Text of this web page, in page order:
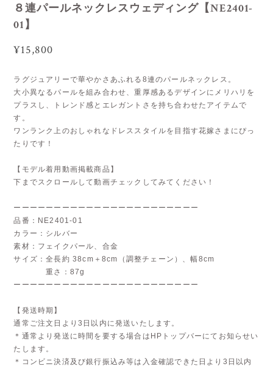
８連パールネックレスウェディング【NE2401-
01】
¥15,800
ラグジュアリーで華やかさあふれる8連のパールネックレス。
大小異なるパールを組み合わせ、重厚感あるデザインにメリハリを
プラスし、トレンド感とエレガントさを持ち合わせたアイテムで
す。
ワンランク上のおしゃれなドレススタイルを目指す花嫁さまにぴっ
たりです！
【モデル着用動画掲載商品】
下までスクロールして動画チェックしてみてください！
ーーーーーーーーーーーーーーーーーーーーーーー
品番：NE2401-01
カラー：シルバー
素材：フェイクパール、合金
サイズ：全長約 38cm＋8cm（調整チェーン）、幅8cm
重さ：87g
ーーーーーーーーーーーーーーーーーーーーーーー
【発送時期】
通常ご注文日より3日以内に発送いたします。
＊通常より発送に時間を要する場合はHPトップバーにてお知らせい
たします。
＊コンビニ決済及び銀行振込み等は入金確認できた日より3日以内